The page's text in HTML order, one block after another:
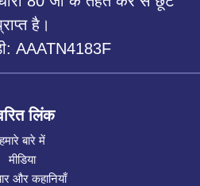
है।
AAATN4183F
लिंक
हमारे बारे में
मीडिया
और कहानियाँ